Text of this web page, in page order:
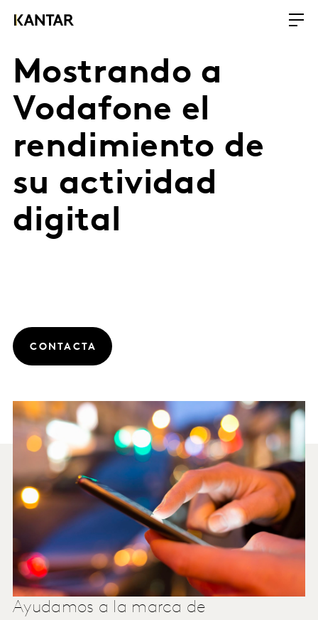
Mostrando a
Vodafone el
rendimiento de
su actividad
digital
CONTACTA
Ayudamos a la marca de